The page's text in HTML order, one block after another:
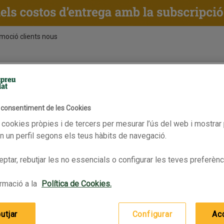
clients nous
ORIGINAL REMEDIES Xampú
ORIGINAL REMEDIES Xampú
de les Cookies
pròpies i de tercers per mesurar l’ús del web i
un perfil segons els teus hàbits de navegació.
rebutjar les no essencials o configurar les teves
a la Política de Cookies.
Configurar